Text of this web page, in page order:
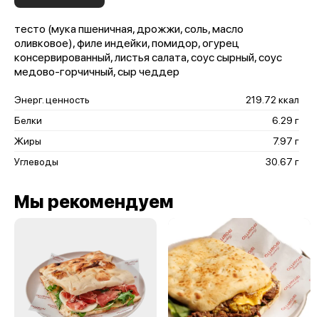
тесто (мука пшеничная, дрожжи, соль, масло
оливковое), филе индейки, помидор, огурец
консервированный, листья салата, соус сырный, соус
медово-горчичный, сыр чеддер
Энерг. ценность
219.72 ккал
Белки
6.29 г
Жиры
7.97 г
Углеводы
30.67 г
Мы рекомендуем